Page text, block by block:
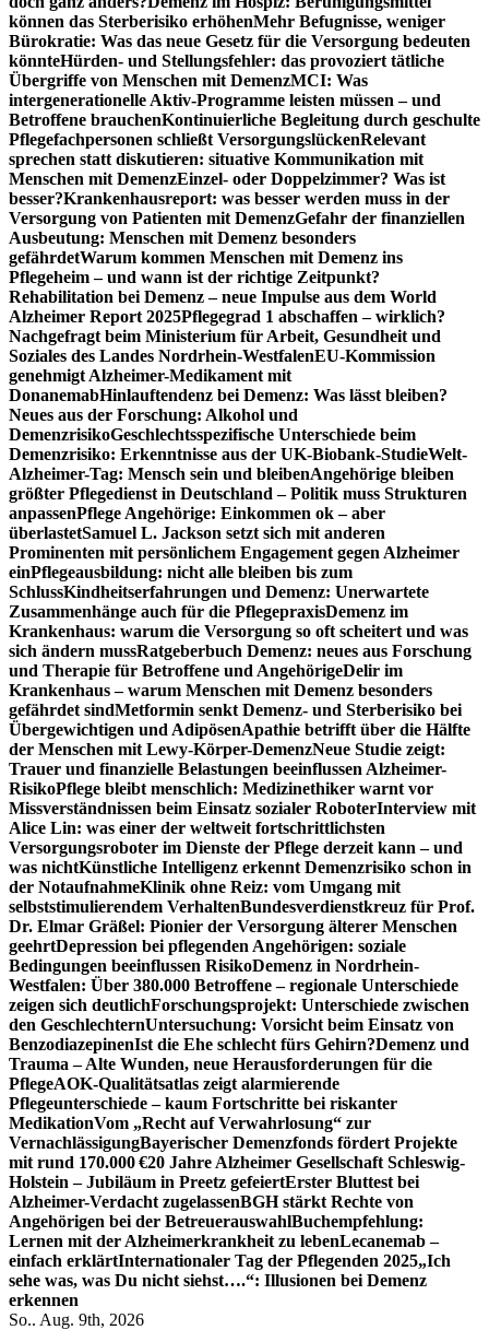
können das Sterberisiko erhöhenMehr Befugnisse, weniger
Bürokratie: Was das neue Gesetz für die Versorgung bedeuten
könnteHürden- und Stellungsfehler: das provoziert tätliche
Übergriffe von Menschen mit DemenzMCI: Was
intergenerationelle Aktiv-Programme leisten müssen – und
Betroffene brauchenKontinuierliche Begleitung durch geschulte
Pflegefachpersonen schließt VersorgungslückenRelevant
sprechen statt diskutieren: situative Kommunikation mit
Menschen mit DemenzEinzel- oder Doppelzimmer? Was ist
besser?Krankenhausreport: was besser werden muss in der
Versorgung von Patienten mit DemenzGefahr der finanziellen
Ausbeutung: Menschen mit Demenz besonders
gefährdetWarum kommen Menschen mit Demenz ins
Pflegeheim – und wann ist der richtige Zeitpunkt?
Rehabilitation bei Demenz – neue Impulse aus dem World
Alzheimer Report 2025Pflegegrad 1 abschaffen – wirklich?
Nachgefragt beim Ministerium für Arbeit, Gesundheit und
Soziales des Landes Nordrhein-WestfalenEU-Kommission
genehmigt Alzheimer-Medikament mit
DonanemabHinlauftendenz bei Demenz: Was lässt bleiben?
Neues aus der Forschung: Alkohol und
DemenzrisikoGeschlechtsspezifische Unterschiede beim
Demenzrisiko: Erkenntnisse aus der UK-Biobank-StudieWelt-
Alzheimer-Tag: Mensch sein und bleibenAngehörige bleiben
größter Pflegedienst in Deutschland – Politik muss Strukturen
anpassenPflege Angehörige: Einkommen ok – aber
überlastetSamuel L. Jackson setzt sich mit anderen
Prominenten mit persönlichem Engagement gegen Alzheimer
einPflegeausbildung: nicht alle bleiben bis zum
SchlussKindheitserfahrungen und Demenz: Unerwartete
Zusammenhänge auch für die PflegepraxisDemenz im
Krankenhaus: warum die Versorgung so oft scheitert und was
sich ändern mussRatgeberbuch Demenz: neues aus Forschung
und Therapie für Betroffene und AngehörigeDelir im
Krankenhaus – warum Menschen mit Demenz besonders
gefährdet sindMetformin senkt Demenz- und Sterberisiko bei
Übergewichtigen und AdipösenApathie betrifft über die Hälfte
der Menschen mit Lewy-Körper-DemenzNeue Studie zeigt:
Trauer und finanzielle Belastungen beeinflussen Alzheimer-
RisikoPflege bleibt menschlich: Medizinethiker warnt vor
Missverständnissen beim Einsatz sozialer RoboterInterview mit
Alice Lin: was einer der weltweit fortschrittlichsten
Versorgungsroboter im Dienste der Pflege derzeit kann – und
was nichtKünstliche Intelligenz erkennt Demenzrisiko schon in
der NotaufnahmeKlinik ohne Reiz: vom Umgang mit
selbststimulierendem VerhaltenBundesverdienstkreuz für Prof.
Dr. Elmar Gräßel: Pionier der Versorgung älterer Menschen
geehrtDepression bei pflegenden Angehörigen: soziale
Bedingungen beeinflussen RisikoDemenz in Nordrhein-
Westfalen: Über 380.000 Betroffene – regionale Unterschiede
zeigen sich deutlichForschungsprojekt: Unterschiede zwischen
den GeschlechternUntersuchung: Vorsicht beim Einsatz von
BenzodiazepinenIst die Ehe schlecht fürs Gehirn?Demenz und
Trauma – Alte Wunden, neue Herausforderungen für die
PflegeAOK-Qualitätsatlas zeigt alarmierende
Pflegeunterschiede – kaum Fortschritte bei riskanter
MedikationVom „Recht auf Verwahrlosung“ zur
VernachlässigungBayerischer Demenzfonds fördert Projekte
mit rund 170.000 €20 Jahre Alzheimer Gesellschaft Schleswig-
Holstein – Jubiläum in Preetz gefeiertErster Bluttest bei
Alzheimer-Verdacht zugelassenBGH stärkt Rechte von
Angehörigen bei der BetreuerauswahlBuchempfehlung:
Lernen mit der Alzheimerkrankheit zu lebenLecanemab –
einfach erklärtInternationaler Tag der Pflegenden 2025„Ich
sehe was, was Du nicht siehst….“: Illusionen bei Demenz
erkennen
So.. Aug. 9th, 2026